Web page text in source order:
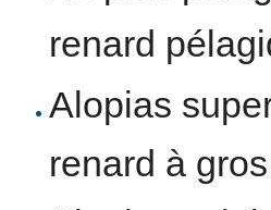
renard
Alopias
renard à